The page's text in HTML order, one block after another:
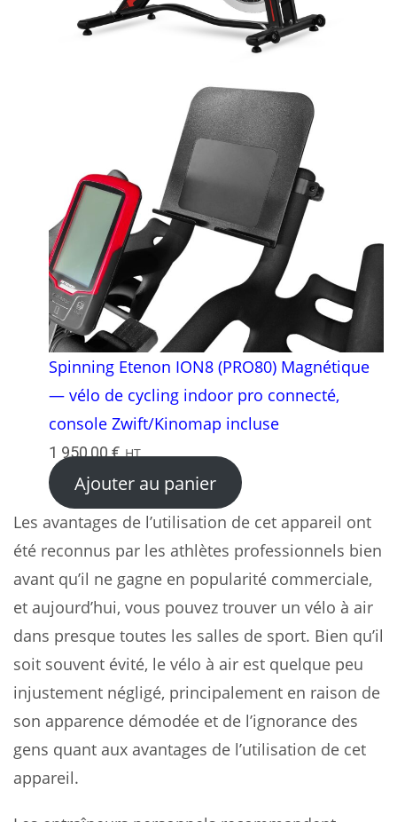
Spinning Etenon ION8 (PRO80) Magnétique
— vélo de cycling indoor pro connecté,
console Zwift/Kinomap incluse
1 950,00€ HT
Ajouter au panier
Les avantages de l’utilisation de cet appareil ont
été reconnus par les athlètes professionnels bien
avant qu’il ne gagne en popularité commerciale,
et aujourd’hui, vous pouvez trouver un vélo à air
dans presque toutes les salles de sport. Bien qu’il
soit souvent évité, le vélo à air est quelque peu
injustement négligé, principalement en raison de
son apparence démodée et de l’ignorance des
gens quant aux avantages de l’utilisation de cet
appareil.